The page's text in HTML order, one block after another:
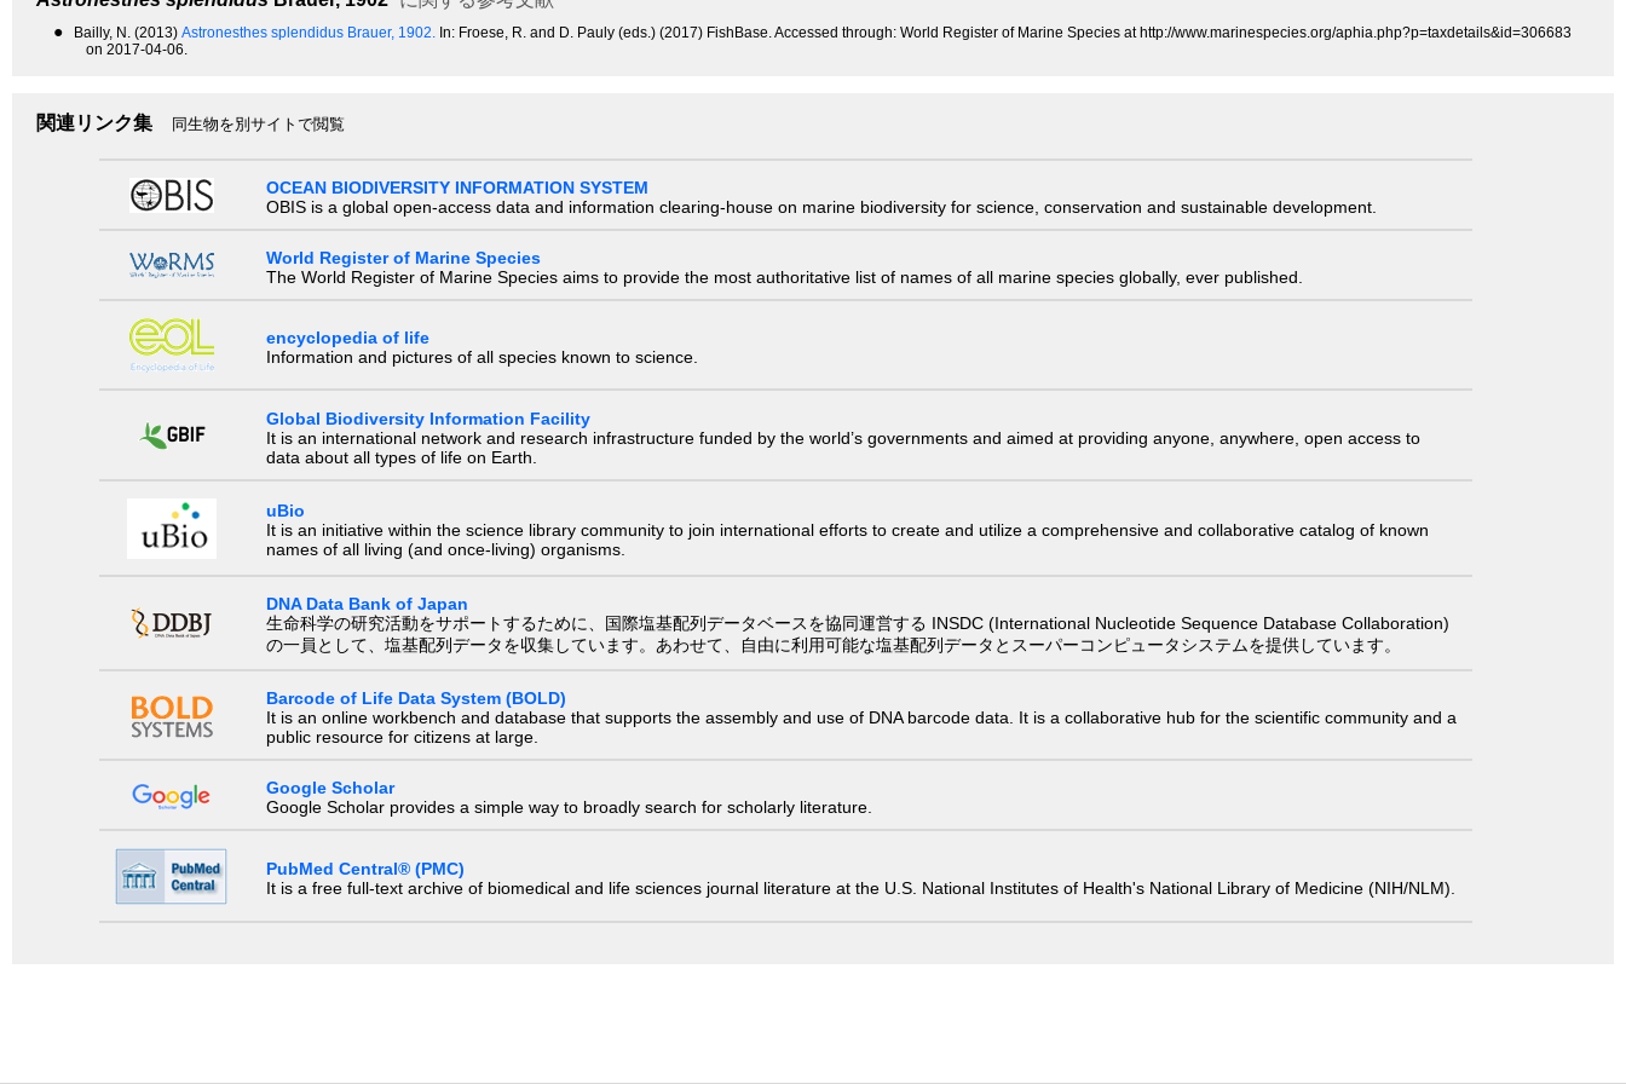
● Bailly, N. (2013) Astronesthes splendidus Brauer, 1902. In: Froese, R. and D. Pauly (eds.) (2017) FishBase. Accessed through: World Register of Marine Species at http://www.marinespecies.org/aphia.php?p=taxdetails&id=306683
on 2017-04-06.
関連リンク集 同生物を別サイトで閲覧
OCEAN BIODIVERSITY INFORMATION SYSTEM
OBIS is a global open-access data and information clearing-house on marine biodiversity for science, conservation and sustainable development.
World Register of Marine Species
The World Register of Marine Species aims to provide the most authoritative list of names of all marine species globally, ever published.
encyclopedia of life
Information and pictures of all species known to science.
Global Biodiversity Information Facility
It is an international network and research infrastructure funded by the world’s governments and aimed at providing anyone, anywhere, open access to
data about all types of life on Earth.
uBio
It is an initiative within the science library community to join international efforts to create and utilize a comprehensive and collaborative catalog of known
names of all living (and once-living) organisms.
DNA Data Bank of Japan
生命科学の研究活動をサポートするために、国際塩基配列データベースを協同運営する INSDC (International Nucleotide Sequence Database Collaboration)
の一員として、塩基配列データを収集しています。あわせて、自由に利用可能な塩基配列データとスーパーコンピュータシステムを提供しています。
Barcode of Life Data System (BOLD)
It is an online workbench and database that supports the assembly and use of DNA barcode data. It is a collaborative hub for the scientific community and a
public resource for citizens at large.
Google Scholar
Google Scholar provides a simple way to broadly search for scholarly literature.
PubMed Central® (PMC)
It is a free full-text archive of biomedical and life sciences journal literature at the U.S. National Institutes of Health's National Library of Medicine (NIH/NLM).